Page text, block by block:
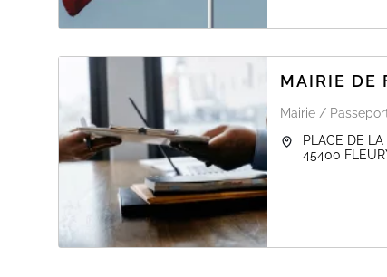
MAIRIE DE
Mairie /
PLACE DE
45400